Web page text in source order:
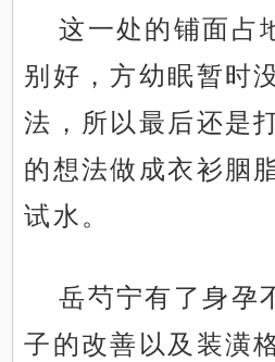
这一处的铺面占
别好，方幼眠暂时
法，所以最后还是
的想法做成衣衫胭
试水。
岳芍宁有了身孕
子的改善以及装潢